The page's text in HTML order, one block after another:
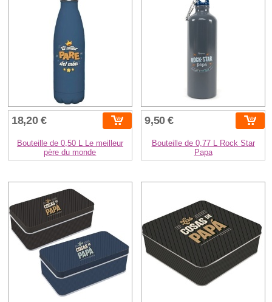
18,20 €
Bouteille de 0,50 L Le meilleur
père du monde
9,50 €
Bouteille de 0,77 L Rock Star
Papa